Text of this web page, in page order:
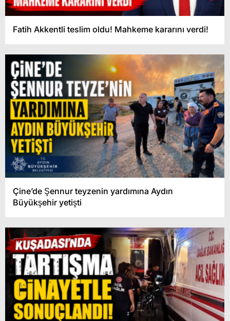
Fatih Akkentli teslim oldu! Mahkeme kararını verdi!
Çine’de Şennur teyzenin yardımına Aydın
Büyükşehir yetişti